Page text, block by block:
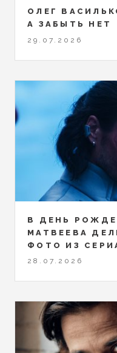
ОЛЕГ
А ЗАБЫТЬ НЕТ
29.07.2026
В ДЕНЬ
МАТВЕЕВА
ФОТО ИЗ
28.07.2026